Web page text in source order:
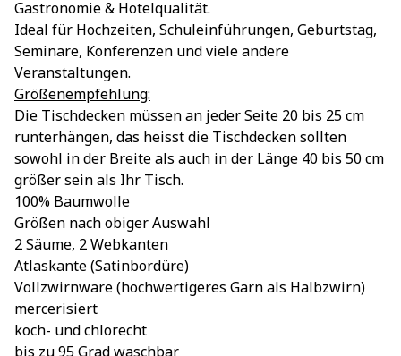
Gastronomie & Hotelqualität.
Ideal für Hochzeiten, Schuleinführungen, Geburtstag,
Seminare, Konferenzen und viele andere
Veranstaltungen.
Größenempfehlung:
Die Tischdecken müssen an jeder Seite 20 bis 25 cm
runterhängen, das heisst die Tischdecken sollten
sowohl in der Breite als auch in der Länge 40 bis 50 cm
größer sein als Ihr Tisch.
100% Baumwolle
Größen nach obiger Auswahl
2 Säume, 2 Webkanten
Atlaskante (Satinbordüre)
Vollzwirnware (hochwertigeres Garn als Halbzwirn)
mercerisiert
koch- und chlorecht
bis zu 95 Grad waschbar